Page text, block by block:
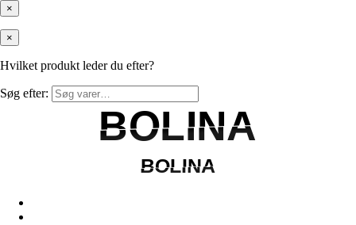
×
×
Hvilket produkt leder du efter?
Søg efter:
BOLINA
BOLINA
BOLINA
BOLINA